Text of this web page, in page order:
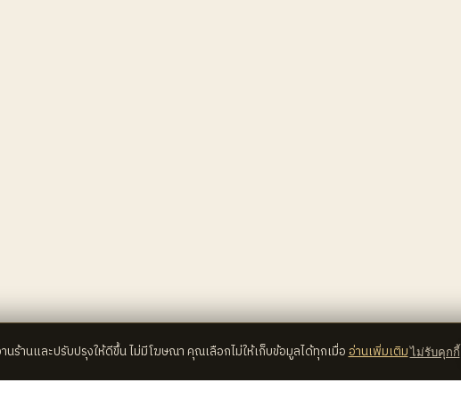
านร้านและปรับปรุงให้ดีขึ้น ไม่มีโฆษณา คุณเลือกไม่ให้เก็บข้อมูลได้ทุกเมื่ออ่านเพิ่มเติมไม่รับคุกกี้